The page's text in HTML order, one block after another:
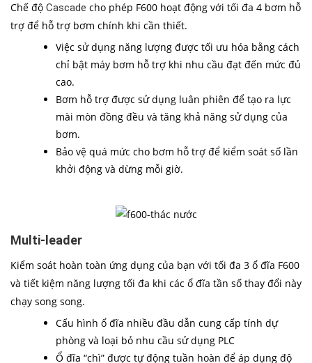
Chế độ Cascade cho phép F600 hoạt động với tối đa 4 bơm hỗ
trợ để hỗ trợ bơm chính khi cần thiết.
Việc sử dụng năng lượng được tối ưu hóa bằng cách
chỉ bật máy bơm hỗ trợ khi nhu cầu đạt đến mức đủ
cao.
Bơm hỗ trợ được sử dụng luân phiên để tạo ra lực
mài mòn đồng đều và tăng khả năng sử dụng của
bơm.
Bảo vệ quá mức cho bơm hỗ trợ để kiểm soát số lần
khởi động và dừng mỗi giờ.
Multi-leader
Kiểm soát hoàn toàn ứng dụng của bạn với tối đa 3 ổ đĩa F600
và tiết kiệm năng lượng tối đa khi các ổ đĩa tần số thay đổi này
chạy song song.
Cấu hình ổ đĩa nhiều đầu dẫn cung cấp tính dự
phòng và loại bỏ nhu cầu sử dụng PLC
Ổ đĩa “chì” được tự động tuần hoàn để áp dụng độ